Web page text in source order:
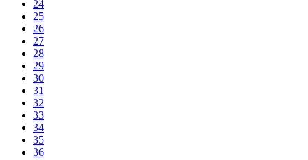
24
25
26
27
28
29
30
31
32
33
34
35
36